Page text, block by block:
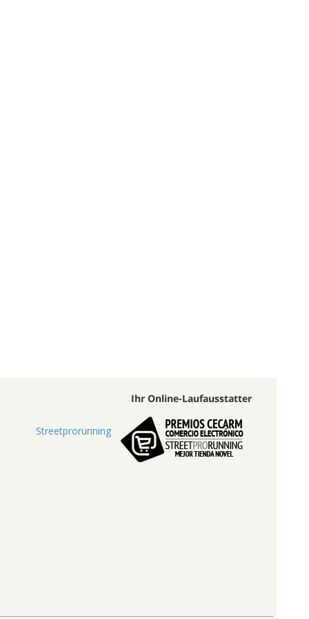
Ihr Online-Laufausstatter
Streetprorunning